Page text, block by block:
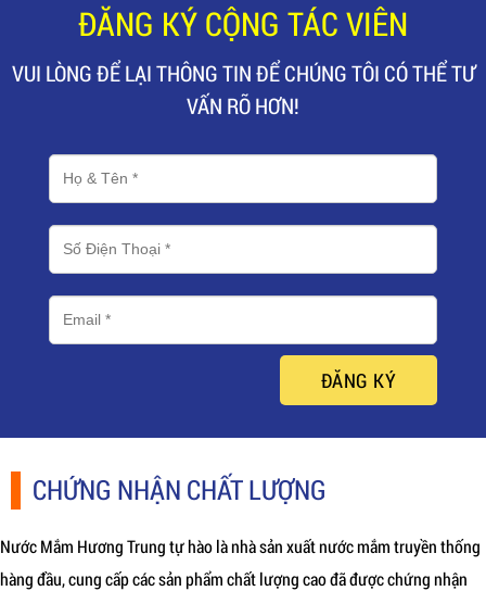
ĐĂNG KÝ CỘNG TÁC VIÊN
VUI LÒNG ĐỂ LẠI THÔNG TIN ĐỂ CHÚNG TÔI CÓ THỂ TƯ
VẤN RÕ HƠN!
ĐĂNG KÝ
CHỨNG NHẬN CHẤT LƯỢNG
Nước Mắm Hương Trung tự hào là nhà sản xuất nước mắm truyền thống
hàng đầu, cung cấp các sản phẩm chất lượng cao đã được chứng nhận